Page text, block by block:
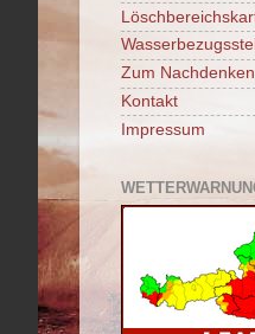
Zum Nachdenken
Kontakt
Impressum